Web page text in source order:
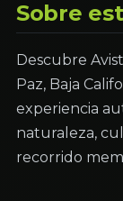
Sobre
Descubre
Paz, Baja
experiencia
naturaleza,
recorrido